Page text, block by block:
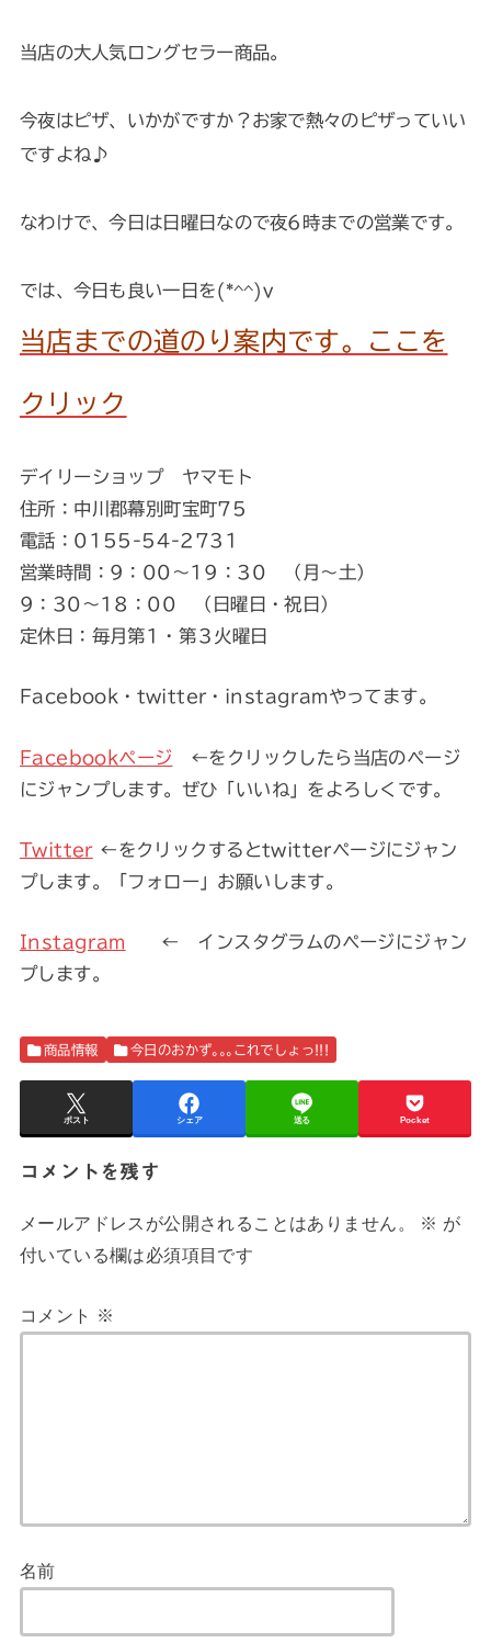
当店の大人気ロングセラー商品。
今夜はピザ、いかがですか？お家で熱々のピザっていい
ですよね♪
なわけで、今日は日曜日なので夜6時までの営業です。
では、今日も良い一日を(*^^)v
当店までの道のり案内です。ここを
クリック
デイリーショップ ヤマモト
住所：中川郡幕別町宝町75
電話：0155-54-2731
営業時間：9：00～19：30 （月～土）
9：30～18：00 （日曜日・祝日）
定休日：毎月第1・第３火曜日
Facebook・twitter・instagramやってます。
Facebookページ ←をクリックしたら当店のページ
にジャンプします。ぜひ「いいね」をよろしくです。
Twitter ←をクリックするとtwitterページにジャン
プします。「フォロー」お願いします。
Instagram ← インスタグラムのページにジャン
プします。
商品情報 今日のおかず｡｡｡これでしょっ!!!
ポスト シェア 送る Pocket
コメントを残す
メールアドレスが公開されることはありません。 ※ が
付いている欄は必須項目です
コメント ※
名前